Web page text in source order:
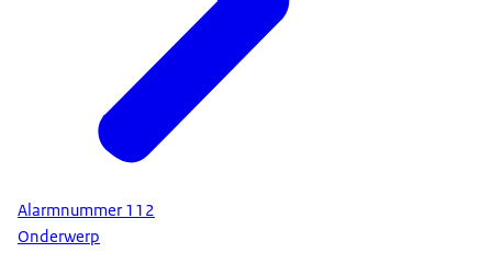
Alarmnummer 112
Onderwerp